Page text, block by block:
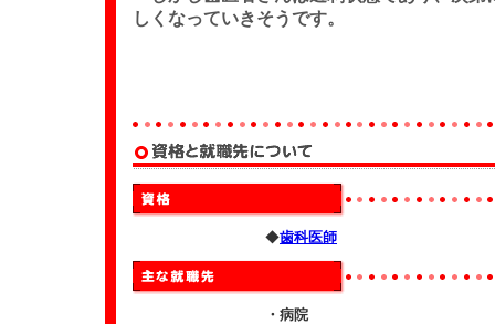
しくなっていきそうです。
◆歯科医師
・病院